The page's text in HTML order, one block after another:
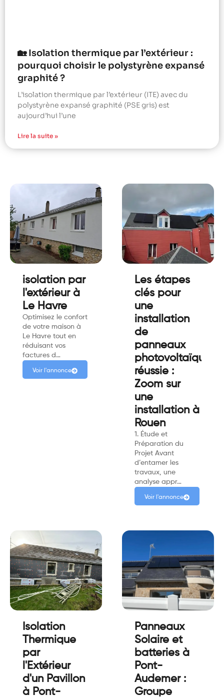
🏡 Isolation thermique par l’extérieur :
pourquoi choisir le polystyrène expansé
graphité ?
L’isolation thermique par l’extérieur (ITE) avec du
polystyrène expansé graphité (PSE gris) est
aujourd’hui l’une
Lire la suite »
isolation par
l'extérieur à
Le Havre
Optimisez le confort
de votre maison à
Le Havre tout en
réduisant vos
factures d…
Voir l'annonce
Les étapes
clés pour
une
installation
de
panneaux
photovoltaïques
réussie :
Zoom sur
une
installation à
Rouen
1. Étude et
Préparation du
Projet Avant
d’entamer les
travaux, une
analyse appr…
Voir l'annonce
Isolation
Thermique
par
l'Extérieur
d'un Pavillon
à Pont-
Panneaux
Solaire et
batteries à
Pont-
Audemer :
Groupe